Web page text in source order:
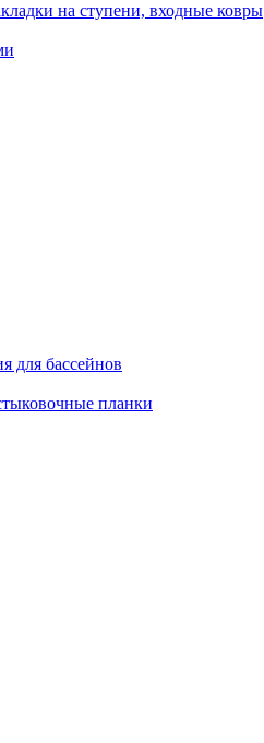
на ступени, входные ковры
для бассейнов
планки